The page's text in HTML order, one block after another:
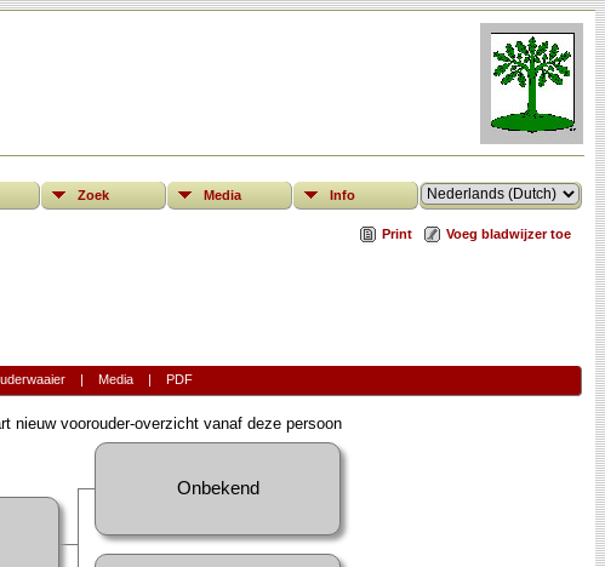
Zoek Media Info
Print Voeg bladwijzer toe
| Media| PDF
nieuw voorouder-overzicht vanaf deze persoon
Onbekend